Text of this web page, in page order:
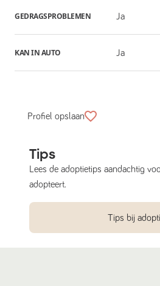
GEDRAGSPROBLEMEN Ja
KAN IN AUTO Ja
Profiel opslaan
Tips
Lees de adoptietips aandachtig
adopteert.
Tips bij